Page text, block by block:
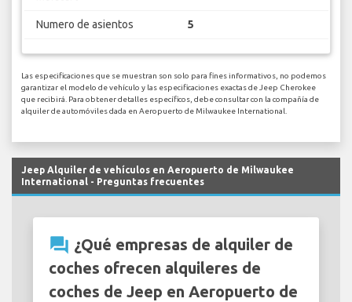
Numero de asientos 5
Las especificaciones que se muestran son solo para fines informativos, no podemos
garantizar el modelo de vehículo y las especificaciones exactas de Jeep Cherokee
que recibirá. Para obtener detalles específicos, debe consultar con la compañía de
alquiler de automóviles dada en Aeropuerto de Milwaukee International.
Jeep Alquiler de vehículos en Aeropuerto de Milwaukee
International - Preguntas frecuentes
question_answer ¿Qué empresas de alquiler de
coches ofrecen alquileres de
coches de Jeep en Aeropuerto de